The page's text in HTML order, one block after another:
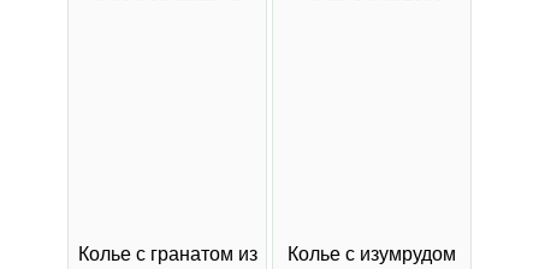
Колье с гранатом из
Колье с изумрудом